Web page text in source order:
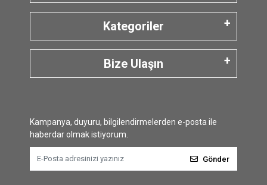
Kategoriler
Bize Ulaşın
Kampanya, duyuru, bilgilendirmelerden e-posta ile
haberdar olmak istiyorum.
Gönder